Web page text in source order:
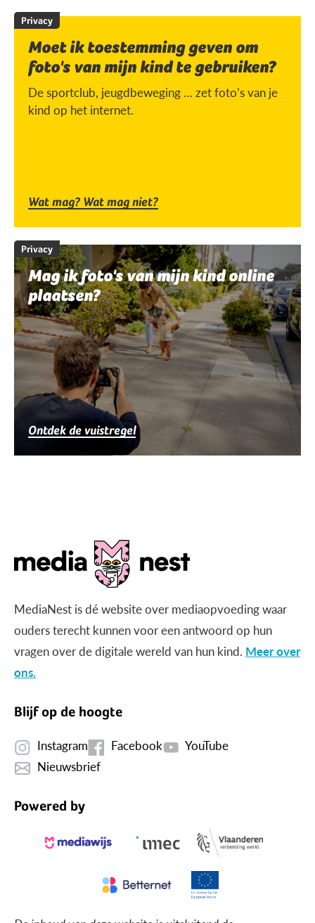
Privacy
Moet ik toestemming geven om
foto's van mijn kind te gebruiken?
De sportclub, jeugdbeweging … zet foto’s van je
kind op het internet.
Wat mag? Wat mag niet?
Privacy
Mag ik foto's van mijn kind online
plaatsen?
Ontdek de vuistregel
MediaNest is dé website over mediaopvoeding waar
ouders terecht kunnen voor een antwoord op hun
vragen over de digitale wereld van hun kind. Meer over
ons.
Blijf op de hoogte
Instagram Facebook
YouTube
Nieuwsbrief
Powered by